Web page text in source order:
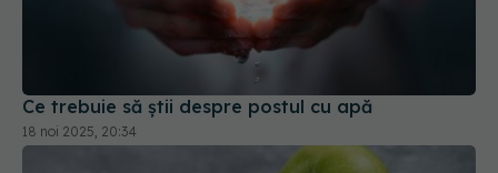
Ce trebuie să știi despre postul cu apă
18 noi 2025, 20:34